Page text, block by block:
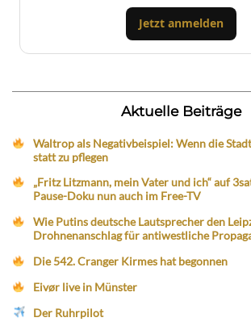
Jetzt anmelden
Aktuelle Beiträge
Waltrop als Negativbeispiel: Wenn die
statt zu pflegen
„Fritz Litzmann, mein Vater und ich“ auf
Pause-Doku nun auch im Free-TV
Wie Putins deutsche Lautsprecher den
Drohnenanschlag für antiwestliche
Die 542. Cranger Kirmes hat begonnen
Eivør live in Münster
Der Ruhrpilot